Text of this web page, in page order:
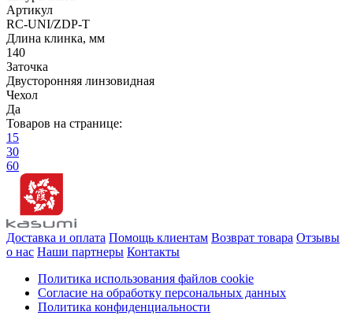
Артикул
RC-UNI/ZDP-T
Длина клинка, мм
140
Заточка
Двусторонняя линзовидная
Чехол
Да
Товаров на странице:
15
30
60
Доставка и оплата Помощь клиентам Возврат товара Отзывы
о нас Наши партнеры Контакты
Политика использования файлов cookie
Согласие на обработку персональных данных
Политика конфиденциальности